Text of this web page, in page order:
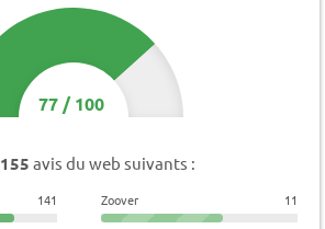
77/100
155 avis du web suivants :
141 Zoover 11